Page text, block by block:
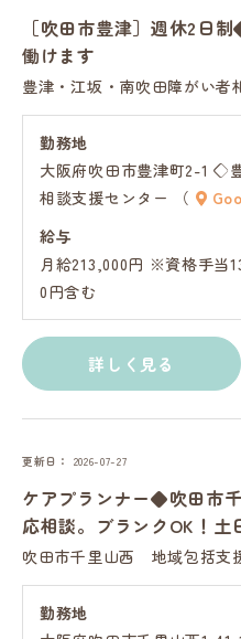
［吹田市豊津］週休2日
働けます
豊津・江坂・南吹田障がい者
勤務地
大阪府吹田市豊津町2-1 ◇
相談支援センター （
給与
月給213,000円 ※資格手当
0円含む
詳しく見る
更新日 2026-07-27
ケアプランナー◆吹田市
応相談。ブランクOK！土
吹田市千里山西 地域包括支
勤務地